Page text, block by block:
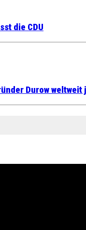
die CDU
Durow weltweit